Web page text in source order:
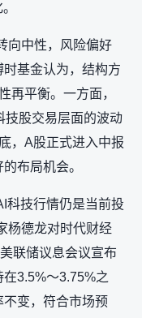
向中性，风险偏好
基金认为，结构方
再平衡。一方面，
技股交易层面的波动
，A股正式进入中报
布局机会。
科技行情仍是当前投
杨德龙对时代财经
联储议息会议宣布
3.5%～3.75%之
变，符合市场预